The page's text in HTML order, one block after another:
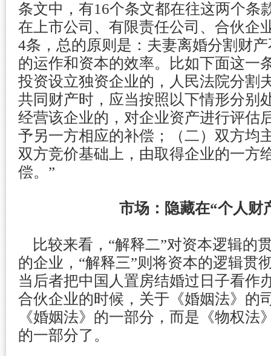
条文中，有16个条文都在往这两个条
在上市公司、有限责任公司、合伙企
4条，总的原则是：夫妻离婚分割财
的运作和资本的效率。比如下面这一
投资设立独资企业的，人民法院分割
共同财产时，应当按照以下情形分别
经营该企业的，对企业资产进行评估
予另一方相应的补偿；（二）双方均
双方竞价基础上，由取得企业的一方
偿。”
市场：隐藏在“个人财
比较来看，“解释二”对资本逻辑的
的企业，“解释三”则将资本的逻辑贯
当后者把中国人置房结婚过日子看作
合伙企业的时候，关于《婚姻法》的
《婚姻法》的一部分，而是《物权法
的一部分了。